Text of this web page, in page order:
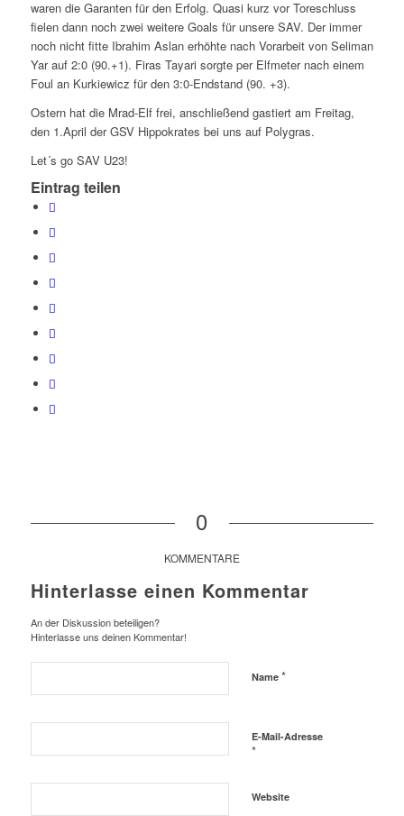
waren die Garanten für den Erfolg. Quasi kurz vor Toreschluss
fielen dann noch zwei weitere Goals für unsere SAV. Der immer
noch nicht fitte Ibrahim Aslan erhöhte nach Vorarbeit von Seliman
Yar auf 2:0 (90.+1). Firas Tayari sorgte per Elfmeter nach einem
Foul an Kurkiewicz für den 3:0-Endstand (90. +3).
Ostern hat die Mrad-Elf frei, anschließend gastiert am Freitag,
den 1.April der GSV Hippokrates bei uns auf Polygras.
Let´s go SAV U23!
Eintrag teilen
0
KOMMENTARE
Hinterlasse einen Kommentar
An der Diskussion beteiligen?
Hinterlasse uns deinen Kommentar!
Name *
E-Mail-Adresse
*
Website